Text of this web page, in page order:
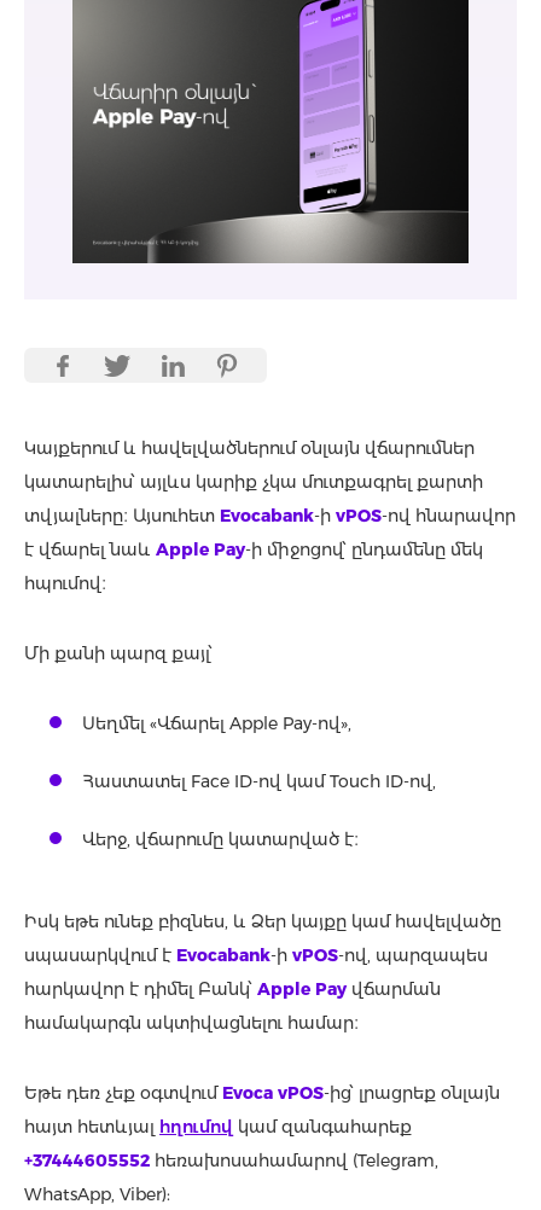
Կայքերում և հավելվածներում օնլայն վճարումներ
կատարելիս՝ այլևս կարիք չկա մուտքագրել քարտի
տվյալները։ Այսուհետ Evocabank-ի vPOS-ով հնարավոր
է վճարել նաև Apple Pay-ի միջոցով՝ ընդամենը մեկ
հպումով։
Մի քանի պարզ քայլ՝
Սեղմել «Վճարել Apple Pay-ով»,
Հաստատել Face ID-ով կամ Touch ID-ով,
Վերջ, վճարումը կատարված է։
Իսկ եթե ունեք բիզնես, և Ձեր կայքը կամ հավելվածը
սպասարկվում է Evocabank-ի vPOS-ով, պարզապես
հարկավոր է դիմել Բանկ՝ Apple Payվճարման
համակարգն ակտիվացնելու համար։
Եթե դեռ չեք օգտվումEvoca vPOS-ից՝ լրացրեք օնլայն
հայտ հետևյալ հղումով կամ զանգահարեք
+37444605552 հեռախոսահամարով (Telegram,
WhatsApp, Viber):